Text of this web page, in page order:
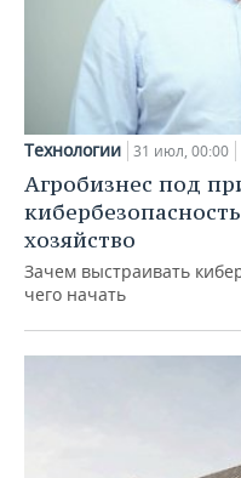
Технологии 31 июл, 00:00
Агробизнес под
хозяйство
Зачем выстраивать
чего начать